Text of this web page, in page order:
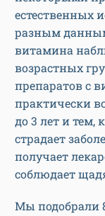
естественных
разным
витамина
возрастных
препаратов с
практически
до 3 лет и тем,
страдает
получает
соблюдает
Мы подобрали